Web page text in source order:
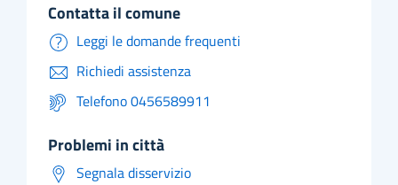
contatta il comune
Leggi le domande frequenti
Richiedi assistenza
Telefono 0456589911
problemi in città
Segnala disservizio